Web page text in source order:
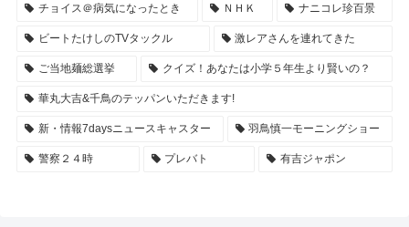
チョイス＠病気になったとき ＮＨＫ ナニコレ珍百景
ビートたけしのTVタックル 激レアさんを連れてきた
ご当地麺総選挙 クイズ！あなたは小学５年生より賢いの？
華丸大吉&千鳥のテッパンいただきます!
新・情報7daysニュースキャスター 羽鳥慎一モーニングショー
警察２４時 プレバト 有吉ジャポン